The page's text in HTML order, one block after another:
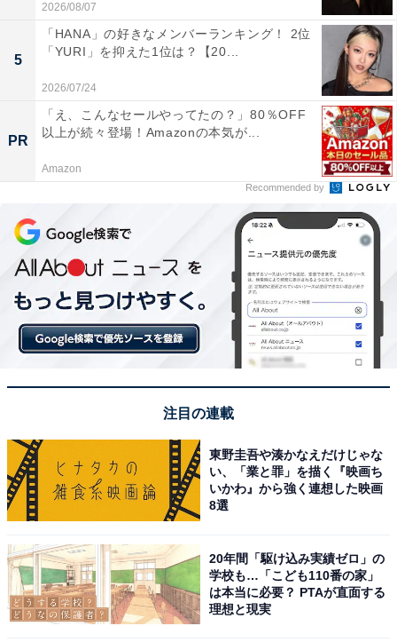
2位：『JIN-仁-』（2009年） 90票
2位には、2009年にTBS系で放送された『JIN-仁-』がラ
ンクイン。
この作品は現代の脳外科医である南方仁（みなかた じ
ん）が、ある事件をきっかけに江戸時代へタイムスリッ
プ。人々の命を救いながらも、幕末の動乱に巻き込まれ
ていく壮大なヒューマンストーリー。綾瀬さんは、その
南方を支えていく橘咲（たちばな さき）役で出演してい
ます。
選んだ方からは「着物姿が素敵」といった声のほか、以
下のような絶賛コメントが集まりました。
「可愛らしく、強く優しく、健気なキャラクターが合っ
ていました（20代女性）」
ように思えたから（40代女性）」
「この役は綾瀬はるかさんしかいないですよ。彼女あっ
2026/08/07
5
「HANA」の好きなメンバーランキング！ 2位
「YURI」を抑えた1位は？【20...
2026/07/24
PR
「え、こんなセールやってたの？」80％OFF
以上が続々登場！Amazonの本気が...
Amazon
Recommended by
注目の連載
東野圭吾や湊かなえだけじゃな
い、「業と罪」を描く『映画ち
いかわ』から強く連想した映画
8選
20年間「駆け込み実績ゼロ」の
学校も…「こども110番の家」
は本当に必要？ PTAが直面する
理想と現実